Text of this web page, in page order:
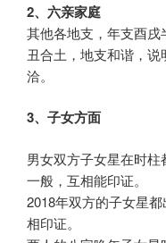
2、六亲家庭
其他各地支，年支酉
丑合土，地支和谐，
洽。
3、子女方面
男女双方子女星在时
一般，互相能印证。
2018年双方的子女星
相印证。